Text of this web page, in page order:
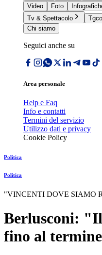
Video
Foto
Tv & Spettacolo
Chi siamo
Seguici anche su
Area personale
Help e Faq
Info e contatti
Termini del servizio
Utilizzo dati e privacy
Cookie Policy
Politica
Politica
"VINCENTI DOVE SIAMO
Berlusconi:
fino al